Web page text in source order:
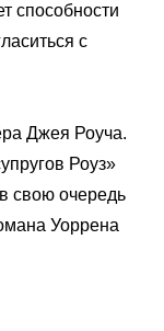
способности
с
Джея Роуча.
Роуз»
свою очередь
Уоррена